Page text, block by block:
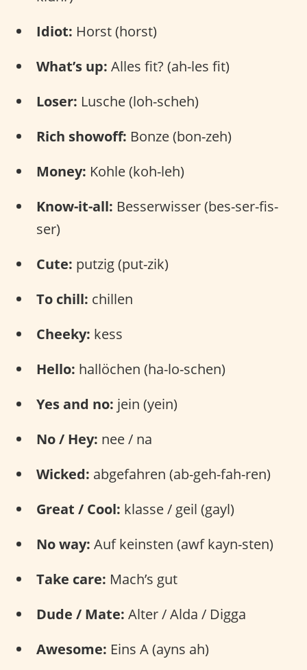
Idiot: Horst (horst)
What’s up: Alles fit? (ah-les fit)
Loser: Lusche (loh-scheh)
Rich showoff: Bonze (bon-zeh)
Money: Kohle (koh-leh)
Know-it-all: Besserwisser (bes-ser-fis-
ser)
Cute: putzig (put-zik)
To chill: chillen
Cheeky: kess
Hello: hallöchen (ha-lo-schen)
Yes and no: jein (yein)
No / Hey: nee / na
Wicked: abgefahren (ab-geh-fah-ren)
Great / Cool: klasse / geil (gayl)
No way: Auf keinsten (awf kayn-sten)
Take care: Mach’s gut
Dude / Mate: Alter / Alda / Digga
Awesome: Eins A (ayns ah)